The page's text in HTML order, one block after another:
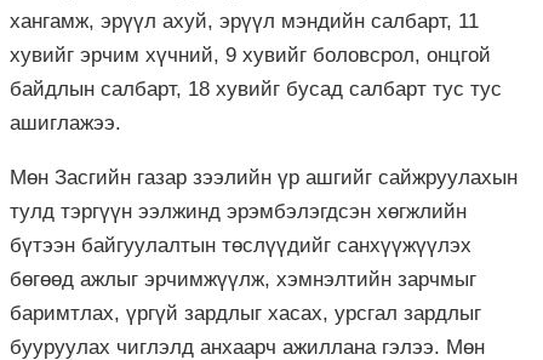
хангамж, эрүүл ахуй, эрүүл мэндийн салбарт, 11
хувийг эрчим хүчний, 9 хувийг боловсрол, онцгой
байдлын салбарт, 18 хувийг бусад салбарт тус тус
ашиглажээ.
Мөн Засгийн газар зээлийн үр ашгийг сайжруулахын
тулд тэргүүн ээлжинд эрэмбэлэгдсэн хөгжлийн
бүтээн байгуулалтын төслүүдийг санхүүжүүлэх
бөгөөд ажлыг эрчимжүүлж, хэмнэлтийн зарчмыг
баримтлах, үргүй зардлыг хасах, урсгал зардлыг
бууруулах чиглэлд анхаарч ажиллана гэлээ. Мөн